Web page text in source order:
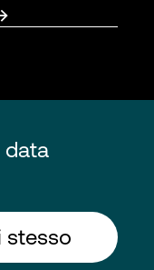
data
stesso